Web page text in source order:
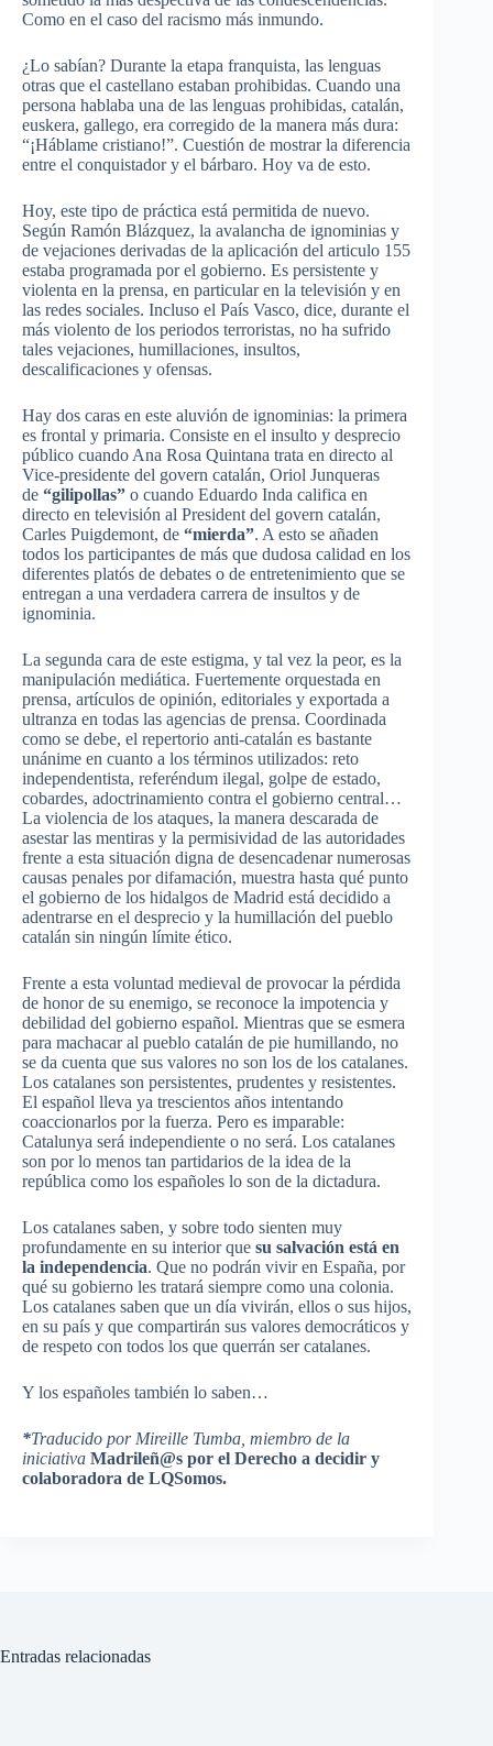
Como en el caso del racismo más inmundo.
¿Lo sabían? Durante la etapa franquista, las lenguas
otras que el castellano estaban prohibidas. Cuando una
persona hablaba una de las lenguas prohibidas, catalán,
euskera, gallego, era corregido de la manera más dura:
“¡Háblame cristiano!”. Cuestión de mostrar la diferencia
entre el conquistador y el bárbaro. Hoy va de esto.
Hoy, este tipo de práctica está permitida de nuevo.
Según Ramón Blázquez, la avalancha de ignominias y
de vejaciones derivadas de la aplicación del articulo 155
estaba programada por el gobierno. Es persistente y
violenta en la prensa, en particular en la televisión y en
las redes sociales. Incluso el País Vasco, dice, durante el
más violento de los periodos terroristas, no ha sufrido
tales vejaciones, humillaciones, insultos,
descalificaciones y ofensas.
Hay dos caras en este aluvión de ignominias: la primera
es frontal y primaria. Consiste en el insulto y desprecio
público cuando Ana Rosa Quintana trata en directo al
Vice-presidente del govern catalán, Oriol Junqueras
de “gilipollas” o cuando Eduardo Inda califica en
directo en televisión al President del govern catalán,
Carles Puigdemont, de “mierda”. A esto se añaden
todos los participantes de más que dudosa calidad en los
diferentes platós de debates o de entretenimiento que se
entregan a una verdadera carrera de insultos y de
ignominia.
La segunda cara de este estigma, y tal vez la peor, es la
manipulación mediática. Fuertemente orquestada en
prensa, artículos de opinión, editoriales y exportada a
ultranza en todas las agencias de prensa. Coordinada
como se debe, el repertorio anti-catalán es bastante
unánime en cuanto a los términos utilizados: reto
independentista, referéndum ilegal, golpe de estado,
cobardes, adoctrinamiento contra el gobierno central…
La violencia de los ataques, la manera descarada de
asestar las mentiras y la permisividad de las autoridades
frente a esta situación digna de desencadenar numerosas
causas penales por difamación, muestra hasta qué punto
el gobierno de los hidalgos de Madrid está decidido a
adentrarse en el desprecio y la humillación del pueblo
catalán sin ningún límite ético.
Frente a esta voluntad medieval de provocar la pérdida
de honor de su enemigo, se reconoce la impotencia y
debilidad del gobierno español. Mientras que se esmera
para machacar al pueblo catalán de pie humillando, no
se da cuenta que sus valores no son los de los catalanes.
Los catalanes son persistentes, prudentes y resistentes.
El español lleva ya trescientos años intentando
coaccionarlos por la fuerza. Pero es imparable:
Catalunya será independiente o no será. Los catalanes
son por lo menos tan partidarios de la idea de la
república como los españoles lo son de la dictadura.
Los catalanes saben, y sobre todo sienten muy
profundamente en su interior que su salvación está en
la independencia. Que no podrán vivir en España, por
qué su gobierno les tratará siempre como una colonia.
Los catalanes saben que un día vivirán, ellos o sus hijos,
en su país y que compartirán sus valores democráticos y
de respeto con todos los que querrán ser catalanes.
Y los españoles también lo saben…
*Traducido por Mireille Tumba, miembro de la
iniciativa Madrileñ@s por el Derecho a decidir y
colaboradora de LQSomos.
Entradas relacionadas